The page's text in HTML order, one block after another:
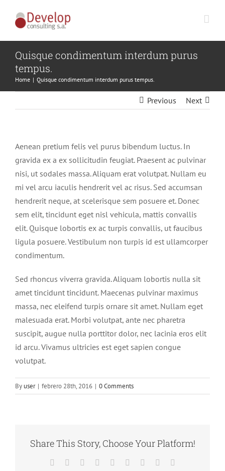
Quisque condimentum interdum purus
tempus.
Home Quisque condimentum interdum purus tempus.
Previous Next
Aenean pretium felis vel purus bibendum luctus. In
gravida ex a ex sollicitudin feugiat. Praesent ac pulvinar
nisi, ut sodales massa. Aliquam erat volutpat. Nullam eu
mi vel arcu iaculis hendrerit vel ac risus. Sed accumsan
hendrerit neque, at scelerisque sem posuere et. Donec
sem elit, tincidunt eget nisl vehicula, mattis convallis
elit. Quisque lobortis ex ac turpis convallis, ut faucibus
ligula posuere. Vestibulum non turpis id est ullamcorper
condimentum.
Sed rhoncus viverra gravida. Aliquam lobortis nulla sit
amet tincidunt tincidunt. Maecenas pulvinar maximus
massa, nec eleifend turpis ornare sit amet. Nullam eget
malesuada erat. Morbi volutpat, ante nec pharetra
suscipit, augue nulla porttitor dolor, nec lacinia eros elit
id arcu. Vivamus ultricies est eget sapien congue
volutpat.
By user | febrero 28th, 2016 | 0 Comments
Share This Story, Choose Your Platform!
Facebook Reddit LinkedInWhatsApp
TumblrPinterest